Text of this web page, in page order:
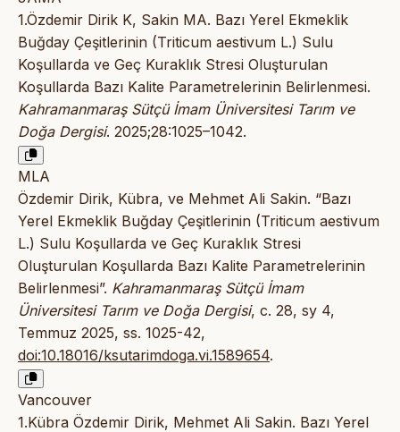
1.Özdemir Dirik K, Sakin MA. Bazı Yerel Ekmeklik
Buğday Çeşitlerinin (Triticum aestivum L.) Sulu
Koşullarda ve Geç Kuraklık Stresi Oluşturulan
Koşullarda Bazı Kalite Parametrelerinin Belirlenmesi.
Kahramanmaraş Sütçü İmam Üniversitesi Tarım ve
Doğa Dergisi. 2025;28:1025–1042.
MLA
Özdemir Dirik, Kübra, ve Mehmet Ali Sakin. “Bazı
Yerel Ekmeklik Buğday Çeşitlerinin (Triticum aestivum
L.) Sulu Koşullarda ve Geç Kuraklık Stresi
Oluşturulan Koşullarda Bazı Kalite Parametrelerinin
Belirlenmesi”. Kahramanmaraş Sütçü İmam
Üniversitesi Tarım ve Doğa Dergisi, c. 28, sy 4,
Temmuz 2025, ss. 1025-42,
doi:10.18016/ksutarimdoga.vi.1589654.
Vancouver
1.Kübra Özdemir Dirik, Mehmet Ali Sakin. Bazı Yerel